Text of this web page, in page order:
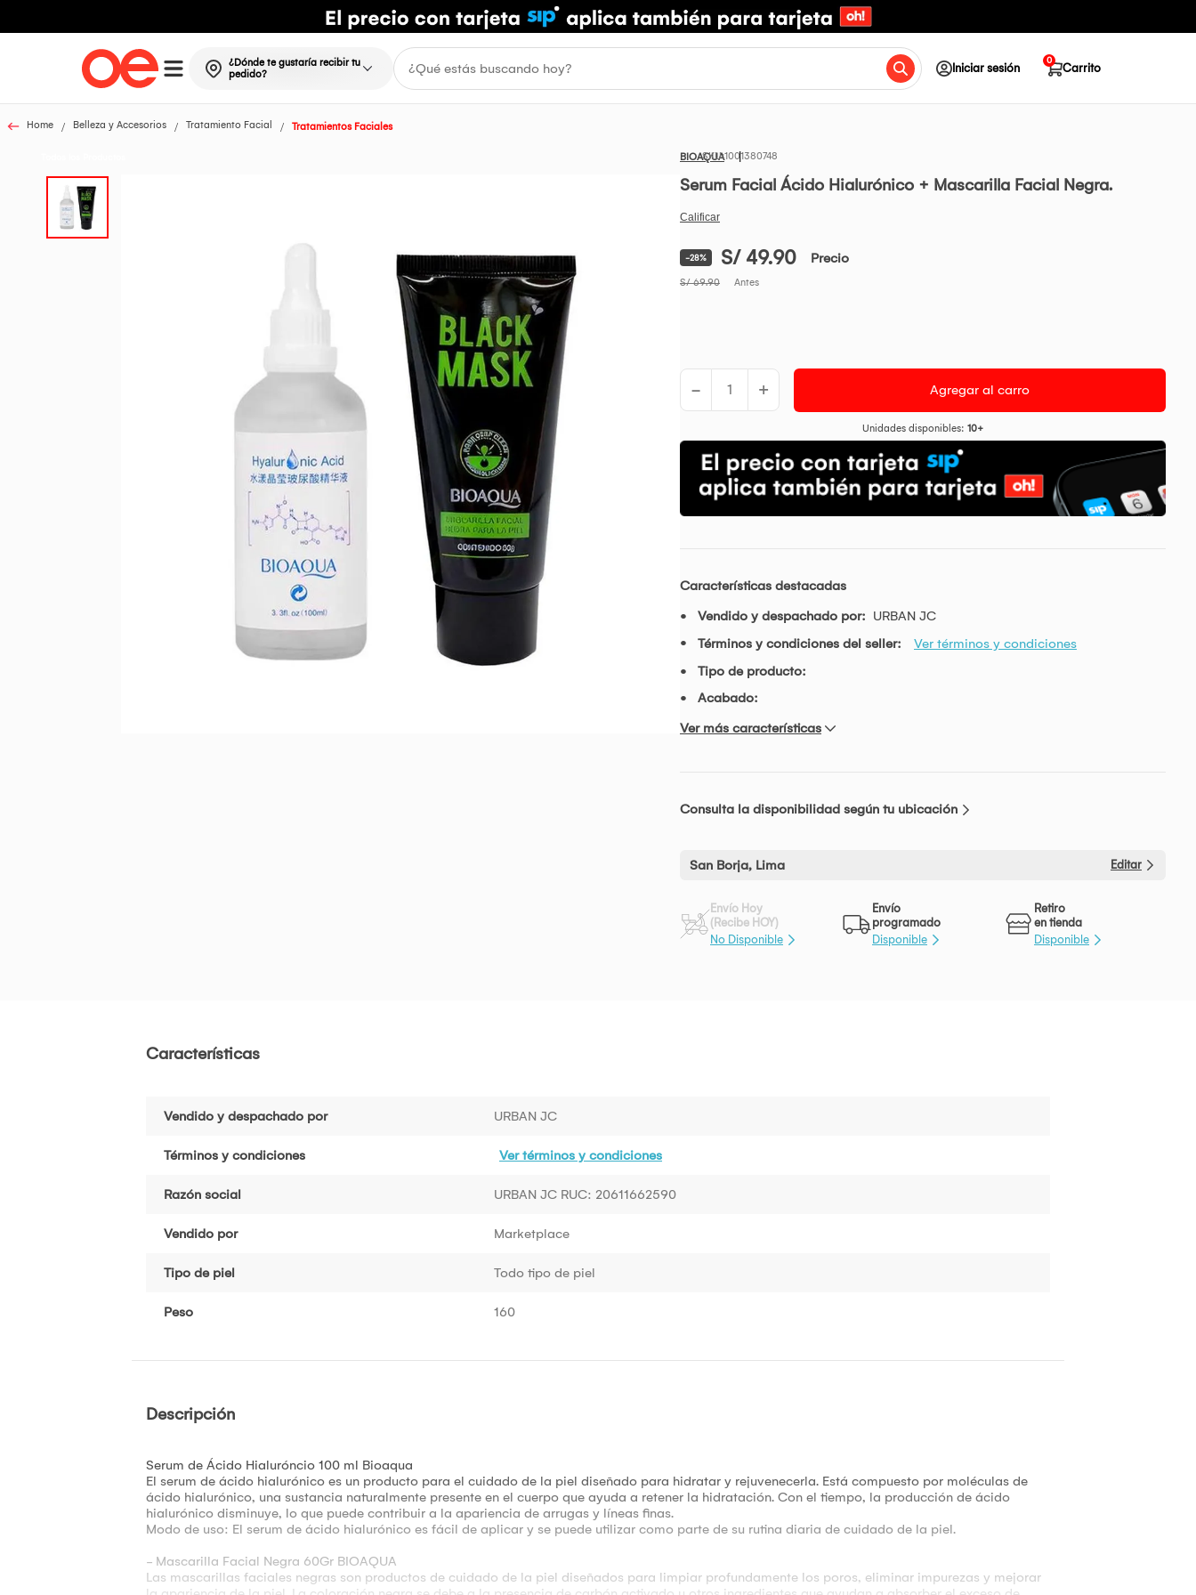
¿Dónde te gustaría recibir tu
pedido?
Iniciar sesión Carrito
0
Home Belleza y Accesorios Tratamiento Facial Tratamientos Faciales
BIOAQUA1001380748
Serum Facial Ácido Hialurónico + Mascarilla Facial Negra.
-28% S/ 49.90 Precio
S/ 69.90 Antes
- + Agregar al carro
Unidades disponibles: 10+
Características destacadas
Vendido y despachado por: URBAN JC
Términos y condiciones del seller:
Ver términos y condiciones
Tipo de producto:
Acabado:
Ver más características
Consulta la disponibilidad según tu ubicación
San Borja, Lima Editar
Envío Hoy
(Recibe HOY)
No Disponible
Envío
programado
Disponible
Retiro
en tienda
Disponible
Características
Vendido y despachado por URBAN JC
Términos y condiciones Ver términos y condiciones
Razón social URBAN JC RUC: 20611662590
Vendido por Marketplace
Tipo de piel Todo tipo de piel
Peso 160
Descripción
Serum de Ácido Hialuróncio 100 ml Bioaqua
El serum de ácido hialurónico es un producto para el cuidado de la piel diseñado para hidratar y rejuvenecerla. Está compuesto por moléculas de
ácido hialurónico, una sustancia naturalmente presente en el cuerpo que ayuda a retener la hidratación. Con el tiempo, la producción de ácido
hialurónico disminuye, lo que puede contribuir a la apariencia de arrugas y líneas finas.
Modo de uso: El serum de ácido hialurónico es fácil de aplicar y se puede utilizar como parte de su rutina diaria de cuidado de la piel.
- Mascarilla Facial Negra 60Gr BIOAQUA
Las mascarillas faciales negras son productos de cuidado de la piel diseñados para limpiar profundamente los poros, eliminar impurezas y mejorar